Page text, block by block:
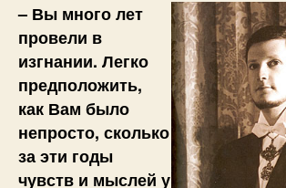
– Вы много лет
провели в
изгнании. Легко
предположить,
как Вам было
непросто, сколько
за эти годы
чувств и мыслей у